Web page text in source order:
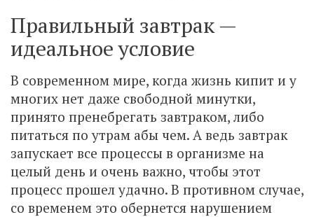
Правильный завтрак —
идеальное условие
В современном мире, когда жизнь кипит и у
многих нет даже свободной минутки,
принято пренебрегать завтраком, либо
питаться по утрам абы чем. А ведь завтрак
запускает все процессы в организме на
целый день и очень важно, чтобы этот
процесс прошел удачно. В противном случае,
со временем это обернется нарушением